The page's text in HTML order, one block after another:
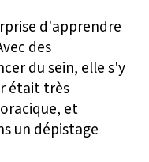
d'apprendre
des
du sein, elle s'y
était très
et
un dépistage